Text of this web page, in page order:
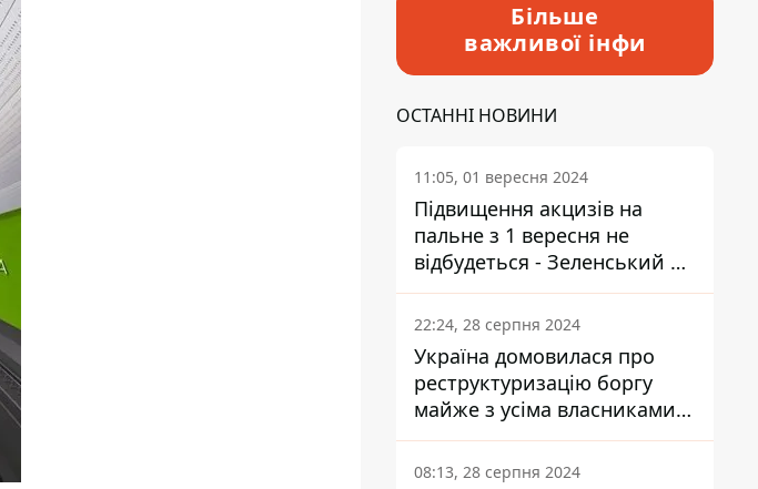
Більше
важливої інфи
ОСТАННІ НОВИНИ
11:05, 01 вересня 2024
Підвищення акцизів на
пальне з 1 вересня не
відбудеться - Зеленський не
підписав закон
22:24, 28 серпня 2024
Україна домовилася про
реструктуризацію боргу
майже з усіма власниками
єврооблігацій: що це
означає для країни
08:13, 28 серпня 2024